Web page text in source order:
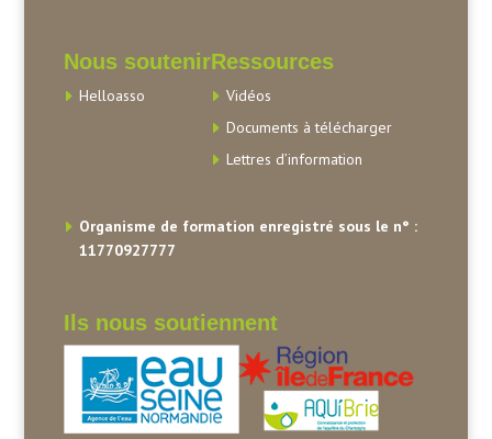
Nous soutenir
Helloasso
Ressources
Vidéos
Documents à télécharger
Lettres d’information
Organisme de formation enregistré sous le n° :
11770927777
Ils nous soutiennent